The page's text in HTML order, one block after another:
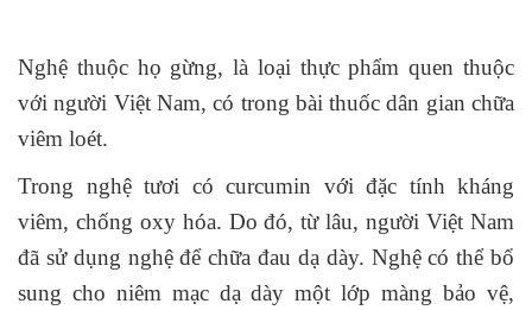
Nghệ thuộc họ gừng, là loại thực phẩm quen thuộc
với người Việt Nam, có trong bài thuốc dân gian chữa
viêm loét.
Trong nghệ tươi có curcumin với đặc tính kháng
viêm, chống oxy hóa. Do đó, từ lâu, người Việt Nam
đã sử dụng nghệ để chữa đau dạ dày. Nghệ có thể bổ
sung cho niêm mạc dạ dày một lớp màng bảo vệ,